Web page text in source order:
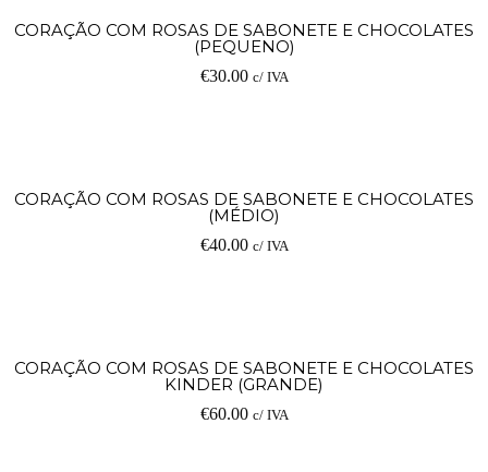
CORAÇÃO COM ROSAS DE SABONETE E CHOCOLATES
(PEQUENO)
€30.00 c/ IVA
CORAÇÃO COM ROSAS DE SABONETE E CHOCOLATES
(MÉDIO)
€40.00 c/ IVA
CORAÇÃO COM ROSAS DE SABONETE E CHOCOLATES
KINDER (GRANDE)
€60.00 c/ IVA